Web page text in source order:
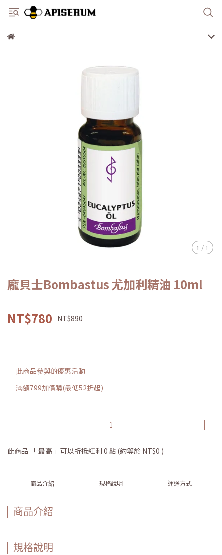
1 / 1
龐貝士Bombastus 尤加利精油 10ml
NT$780 NT$890
此商品參與的優惠活動
滿額799加價購(最低52折起)
此商品 「 最高 」可以折抵紅利 0 點 (約等於 NT$0 )
商品介紹 規格說明 運送方式
商品介紹
規格說明